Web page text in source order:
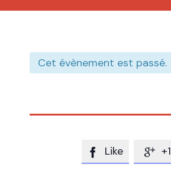
Cet évènement est passé.
 Like  +1